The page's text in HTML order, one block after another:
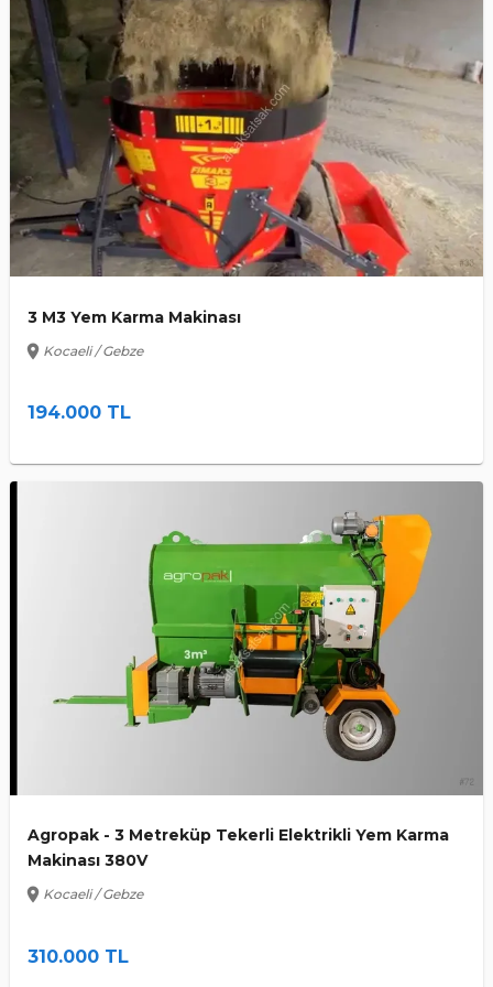
3 M3 Yem Karma Makinası
location_on Kocaeli / Gebze
194.000 TL
Agropak - 3 Metreküp Tekerli Elektrikli Yem Karma
Makinası 380V
location_on Kocaeli / Gebze
310.000 TL